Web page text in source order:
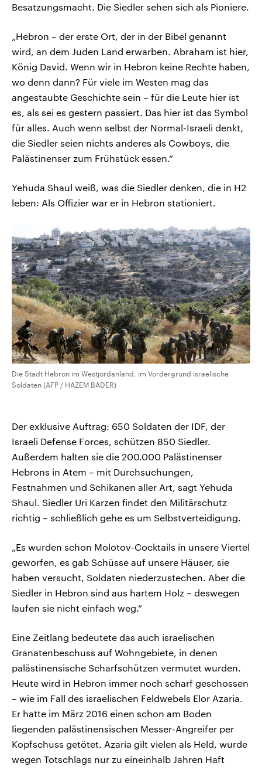
Besatzungsmacht. Die Siedler sehen sich als Pioniere.
„Hebron – der erste Ort, der in der Bibel genannt
wird, an dem Juden Land erwarben. Abraham ist hier,
König David. Wenn wir in Hebron keine Rechte haben,
wo denn dann? Für viele im Westen mag das
angestaubte Geschichte sein – für die Leute hier ist
es, als sei es gestern passiert. Das hier ist das Symbol
für alles. Auch wenn selbst der Normal-Israeli denkt,
die Siedler seien nichts anderes als Cowboys, die
Palästinenser zum Frühstück essen.“
Yehuda Shaul weiß, was die Siedler denken, die in H2
leben: Als Offizier war er in Hebron stationiert.
Die Stadt Hebron im Westjordanland, im Vordergrund israelische
Soldaten (AFP / HAZEM BADER)
Der exklusive Auftrag: 650 Soldaten der IDF, der
Israeli Defense Forces, schützen 850 Siedler.
Außerdem halten sie die 200.000 Palästinenser
Hebrons in Atem – mit Durchsuchungen,
Festnahmen und Schikanen aller Art, sagt Yehuda
Shaul. Siedler Uri Karzen findet den Militärschutz
richtig – schließlich gehe es um Selbstverteidigung.
„Es wurden schon Molotov-Cocktails in unsere Viertel
geworfen, es gab Schüsse auf unsere Häuser, sie
haben versucht, Soldaten niederzustechen. Aber die
Siedler in Hebron sind aus hartem Holz – deswegen
laufen sie nicht einfach weg.“
Eine Zeitlang bedeutete das auch israelischen
Granatenbeschuss auf Wohngebiete, in denen
palästinensische Scharfschützen vermutet wurden.
Heute wird in Hebron immer noch scharf geschossen
– wie im Fall des israelischen Feldwebels Elor Azaria.
Er hatte im März 2016 einen schon am Boden
liegenden palästinensischen Messer-Angreifer per
Kopfschuss getötet. Azaria gilt vielen als Held, wurde
wegen Totschlags nur zu eineinhalb Jahren Haft